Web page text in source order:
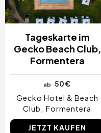
Tageskarte im
Gecko Beach Club,
Formentera
ab
50 €
Gecko Hotel & Beach
Club
Formentera
JETZT KAUFEN